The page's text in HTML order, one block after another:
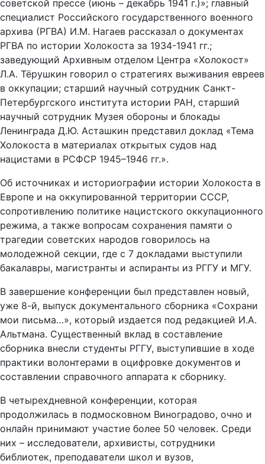
советской прессе (июнь – декабрь 1941 г.)»; главный
специалист Российского государственного военного
архива (РГВА) И.М. Нагаев рассказал о документах
РГВА по истории Холокоста за 1934-1941 гг.;
заведующий Архивным отделом Центра «Холокост»
Л.А. Тёрушкин говорил о стратегиях выживания евреев
в оккупации; старший научный сотрудник Санкт-
Петербургского института истории РАН, старший
научный сотрудник Музея обороны и блокады
Ленинграда Д.Ю. Асташкин представил доклад «Тема
Холокоста в материалах открытых судов над
нацистами в РСФСР 1945–1946 гг.».
Об источниках и историографии истории Холокоста в
Европе и на оккупированной территории СССР,
сопротивлению политике нацистского оккупационного
режима, а также вопросам сохранения памяти о
трагедии советских народов говорилось на
молодежной секции, где с 7 докладами выступили
бакалавры, магистранты и аспиранты из РГГУ и МГУ.
В завершение конференции был представлен новый,
уже 8-й, выпуск документального сборника «Сохрани
мои письма…», который издается под редакцией И.А.
Альтмана. Существенный вклад в составление
сборника внесли студенты РГГУ, выступившие в ходе
практики волонтерами в оцифровке документов и
составлении справочного аппарата к сборнику.
В четырехдневной конференции, которая
продолжилась в подмосковном Виноградово, очно и
онлайн принимают участие более 50 человек. Среди
них – исследователи, архивисты, сотрудники
библиотек, преподаватели школ и вузов,